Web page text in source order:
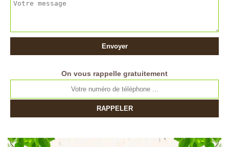
On vous rappelle gratuitement